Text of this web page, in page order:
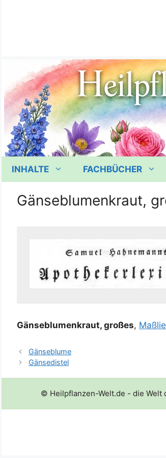
INHALTE FACHBÜCHER
Gänseblumenkraut,
Gän­se­blu­men­kraut, gro­ßes,
Gänseblume
Gänsedistel
© Heilpflanzen-Welt.de - die Welt